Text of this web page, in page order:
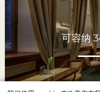
可容纳